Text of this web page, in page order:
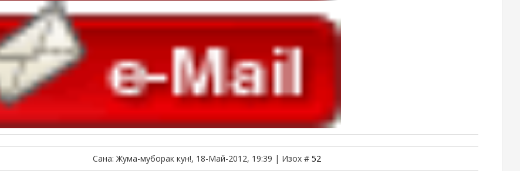
Сана: Жума-муборак кун!, 18-Май-2012, 19:39 | Изох # 52